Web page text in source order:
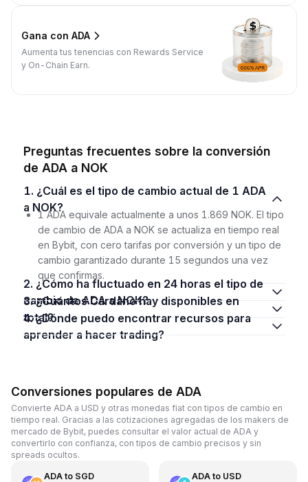
Gana con ADA
Aumenta tus tenencias con Rewards Service
y On-Chain Earn.
Preguntas frecuentes sobre la conversión
de ADA a NOK
1. ¿Cuál es el tipo de cambio actual de 1 ADA
a NOK?
1 ADA equivale actualmente a unos 1.869 NOK. El tipo
de cambio de ADA a NOK se actualiza en tiempo real
en Bybit, con cero tarifas por conversión y un tipo de
cambio garantizado durante 15 segundos una vez
que confirmas.
2. ¿Cómo ha fluctuado en 24 horas el tipo de
cambio de ADA a NOK?
3. ¿Cuántos Cardano hay disponibles en
total?
4. ¿Dónde puedo encontrar recursos para
aprender a hacer trading?
Conversiones populares de ADA
Convierte ADA a USD y otras monedas fiat con tipos de cambio en
tiempo real. Gracias a las cotizaciones agregadas de los makers de
mercado de Bybit, puedes consultar el valor actual de ADA y
convertirlo con confianza, con tipos de cambio precisos y sin
spreads ocultos.
ADAto SGD ADAto USD